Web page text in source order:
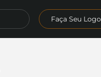
Faça Seu Logo